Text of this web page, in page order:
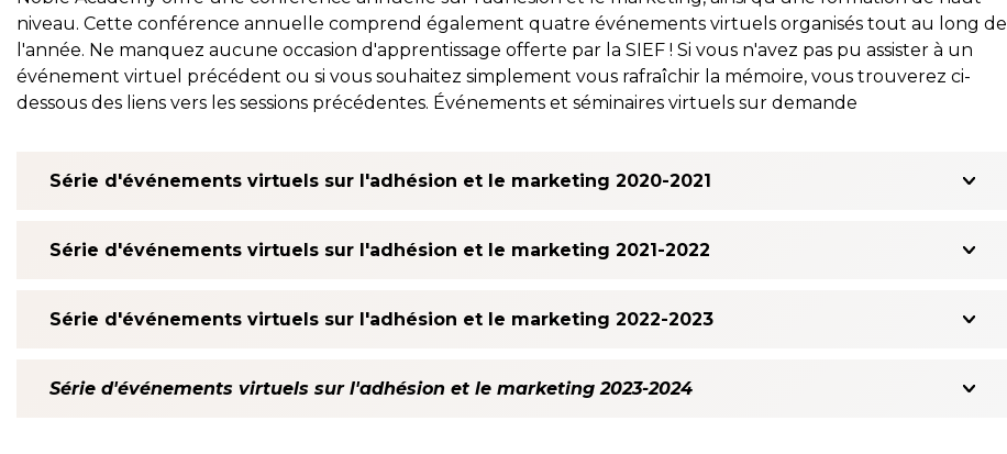
Éducation
SIEF Programmes
Contactez-nous
niveau. Cette conférence annuelle comprend également quatre événements virtuels organisés tout au long de
l'année. Ne manquez aucune occasion d'apprentissage offerte par la SIEF ! Si vous n'avez pas pu assister à un
événement virtuel précédent ou si vous souhaitez simplement vous rafraîchir la mémoire, vous trouverez ci-
dessous des liens vers les sessions précédentes. Événements et séminaires virtuels sur demande
Série d'événements virtuels sur l'adhésion et le marketing 2020-2021
Série d'événements virtuels sur l'adhésion et le marketing 2021-2022
Série d'événements virtuels sur l'adhésion et le marketing 2022-2023
Série d'événements virtuels sur l'adhésion et le marketing 2023-2024